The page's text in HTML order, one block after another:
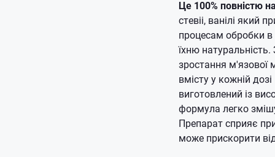
Це 100% повністю
стевіі, ванілі який
процесам обробки в
їхню
зростання м'язової
вмісту у кожній
виготовлений із
формула легко
Препарат сприяє
може прискорити